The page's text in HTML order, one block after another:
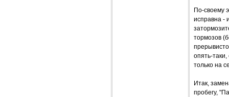
По-своему
исправна -
тормозов
опять-
только на
Итак,
пробегу,